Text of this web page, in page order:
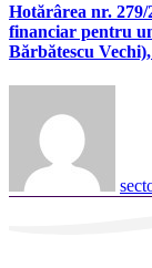
Hotărârea nr.
financiar pentru
Bărbătescu